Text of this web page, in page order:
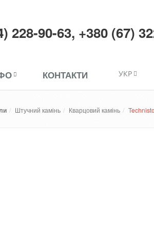
228-90-63, +380 (67)
УКР
КОНТАКТИ
Штучний камінь Кварцовий камінь